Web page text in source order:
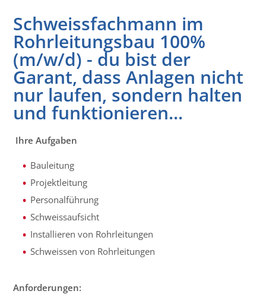
Schweissfachmann im
Rohrleitungsbau 100%
(m/w/d) - du bist der
Garant, dass Anlagen nicht
nur laufen, sondern halten
und funktionieren...
Ihre Aufgaben
Bauleitung
Projektleitung
Personalführung
Schweissaufsicht
Installieren von Rohrleitungen
Schweissen von Rohrleitungen
Anforderungen: